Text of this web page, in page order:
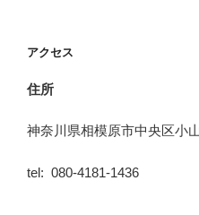
アクセス
住所
神奈川県相模原市中央区小
tel: 080-4181-1436